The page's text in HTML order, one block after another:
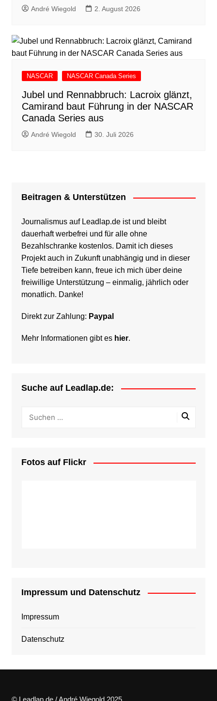
André Wiegold 2. August 2026
NASCAR NASCAR Canada Series
Jubel und Rennabbruch: Lacroix glänzt,
Camirand baut Führung in der NASCAR
Canada Series aus
André Wiegold 30. Juli 2026
Beitragen & Unterstützen
Journalismus auf Leadlap.de ist und bleibt
dauerhaft werbefrei und für alle ohne
Bezahlschranke kostenlos. Damit ich dieses
Projekt auch in Zukunft unabhängig und in dieser
Tiefe betreiben kann, freue ich mich über deine
freiwillige Unterstützung – einmalig, jährlich oder
monatlich. Danke!
Direkt zur Zahlung: Paypal
Mehr Informationen gibt es hier.
Suche auf Leadlap.de:
Fotos auf Flickr
Impressum und Datenschutz
Impressum
Datenschutz